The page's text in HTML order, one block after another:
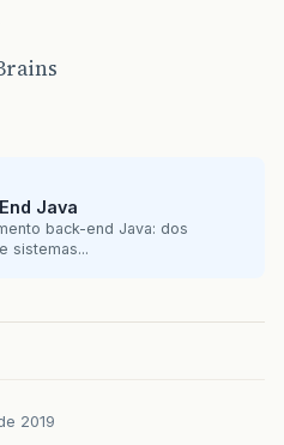
Java
back-end Java: dos
sistemas...
2019